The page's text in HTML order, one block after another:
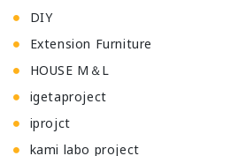
DIY
Extension Furniture
HOUSE M＆L
igetaproject
iprojct
kami labo project